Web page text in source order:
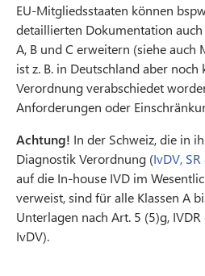
EU-Mitgliedsstaaten können
detaillierten Dokumentation
A, B und C erweitern (siehe auch
ist z. B. in Deutschland aber
Verordnung verabschiedet
Anforderungen oder
Achtung! In der Schweiz, die in
Diagnostik Verordnung (IvDV,
auf die In-house IVD im
verweist, sind für alle Klassen A
Unterlagen nach Art. 5 (5)g,
IvDV).